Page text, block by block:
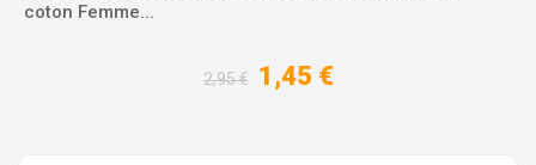
coton Femme...
2,95 € 1,45 €